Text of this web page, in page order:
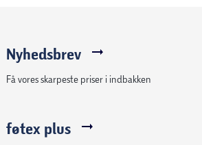
Nyhedsbrev
Få vores skarpeste priser i indbakken
føtex plus